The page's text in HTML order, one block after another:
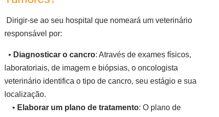
Dirigir-se ao seu hospital que nomeará um veterinário
responsável por:
• Diagnosticar o cancro: Através de exames físicos,
laboratoriais, de imagem e biópsias, o oncologista
veterinário identifica o tipo de cancro, seu estágio e sua
localização.
• Elaborar um plano de tratamento: O plano de